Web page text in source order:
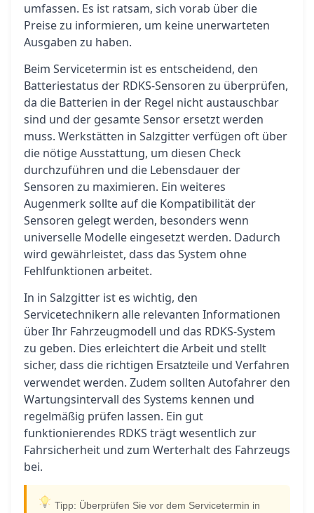
umfassen. Es ist ratsam, sich vorab über die
Preise zu informieren, um keine unerwarteten
Ausgaben zu haben.
Beim Servicetermin ist es entscheidend, den
Batteriestatus der RDKS-Sensoren zu überprüfen,
da die Batterien in der Regel nicht austauschbar
sind und der gesamte Sensor ersetzt werden
muss. Werkstätten in Salzgitter verfügen oft über
die nötige Ausstattung, um diesen Check
durchzuführen und die Lebensdauer der
Sensoren zu maximieren. Ein weiteres
Augenmerk sollte auf die Kompatibilität der
Sensoren gelegt werden, besonders wenn
universelle Modelle eingesetzt werden. Dadurch
wird gewährleistet, dass das System ohne
Fehlfunktionen arbeitet.
In in Salzgitter ist es wichtig, den
Servicetechnikern alle relevanten Informationen
über Ihr Fahrzeugmodell und das RDKS-System
zu geben. Dies erleichtert die Arbeit und stellt
sicher, dass die richtigen Ersatzteile und Verfahren
verwendet werden. Zudem sollten Autofahrer den
Wartungsintervall des Systems kennen und
regelmäßig prüfen lassen. Ein gut
funktionierendes RDKS trägt wesentlich zur
Fahrsicherheit und zum Werterhalt des Fahrzeugs
bei.
Tipp: Überprüfen Sie vor dem Servicetermin in